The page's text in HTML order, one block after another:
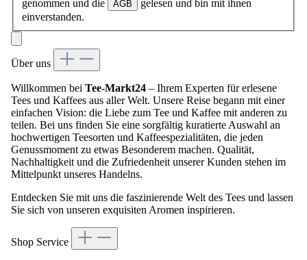
genommen und die
AGB
gelesen und bin mit ihnen
einverstanden.
Über uns
Willkommen bei Tee-Markt24 – Ihrem Experten für erlesene
Tees und Kaffees aus aller Welt. Unsere Reise begann mit einer
einfachen Vision: die Liebe zum Tee und Kaffee mit anderen zu
teilen. Bei uns finden Sie eine sorgfältig kuratierte Auswahl an
hochwertigen Teesorten und Kaffeespezialitäten, die jeden
Genussmoment zu etwas Besonderem machen. Qualität,
Nachhaltigkeit und die Zufriedenheit unserer Kunden stehen im
Mittelpunkt unseres Handelns.
Entdecken Sie mit uns die faszinierende Welt des Tees und lassen
Sie sich von unseren exquisiten Aromen inspirieren.
Shop Service